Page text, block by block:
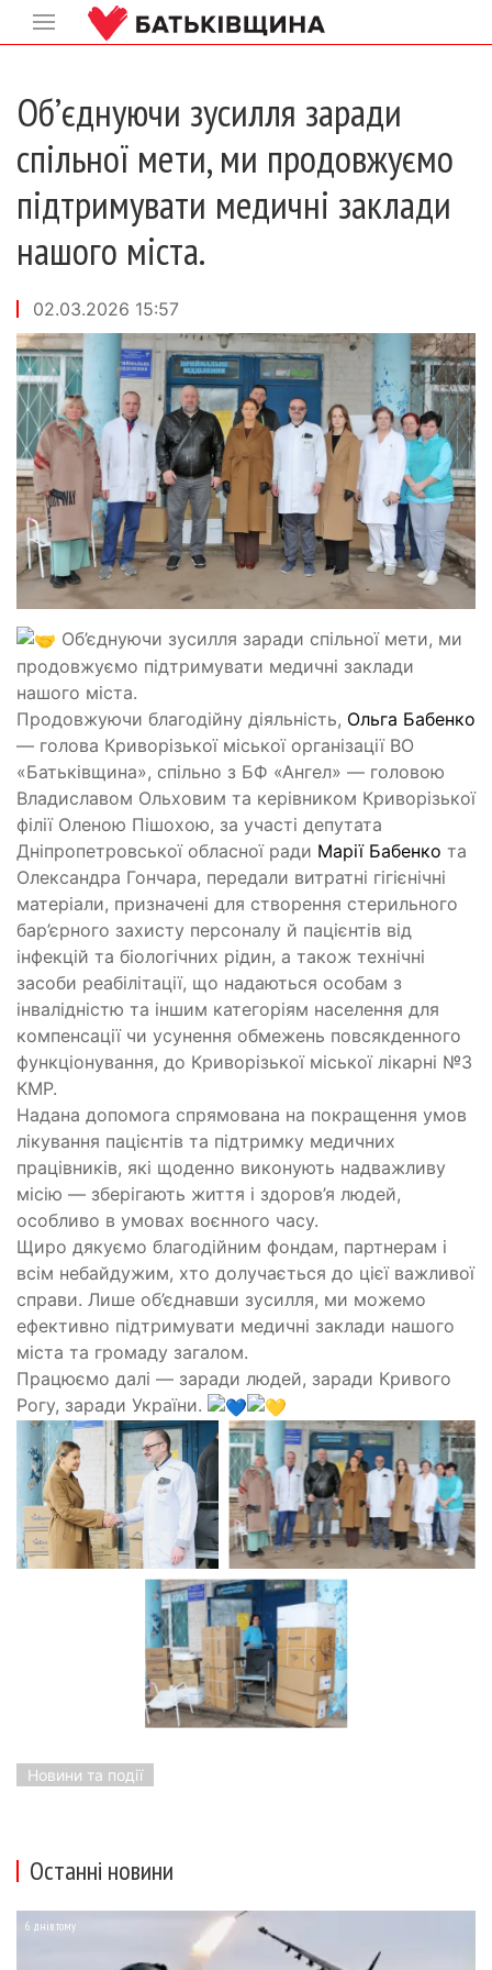
Об’єднуючи зусилля заради
спільної мети, ми продовжуємо
підтримувати медичні заклади
нашого міста.
02.03.2026 15:57
Об’єднуючи зусилля заради спільної мети, ми
продовжуємо підтримувати медичні заклади
нашого міста.
Продовжуючи благодійну діяльність, Ольга Бабенко
— голова Криворізької міської організації ВО
«Батьківщина», спільно з БФ «Ангел» — головою
Владиславом Ольховим та керівником Криворізької
філії Оленою Пішохою, за участі депутата
Дніпропетровської обласної ради Марії Бабенко та
Олександра Гончара, передали витратні гігієнічні
матеріали, призначені для створення стерильного
бар’єрного захисту персоналу й пацієнтів від
інфекцій та біологічних рідин, а також технічні
засоби реабілітації, що надаються особам з
інвалідністю та іншим категоріям населення для
компенсації чи усунення обмежень повсякденного
функціонування, до Криворізької міської лікарні №3
КМР.
Надана допомога спрямована на покращення умов
лікування пацієнтів та підтримку медичних
працівників, які щоденно виконують надважливу
місію — зберігають життя і здоров’я людей,
особливо в умовах воєнного часу.
Щиро дякуємо благодійним фондам, партнерам і
всім небайдужим, хто долучається до цієї важливої
справи. Лише об’єднавши зусилля, ми можемо
ефективно підтримувати медичні заклади нашого
міста та громаду загалом.
Працюємо далі — заради людей, заради Кривого
Рогу, заради України.
Новини та події
Останні новини
6 днів тому